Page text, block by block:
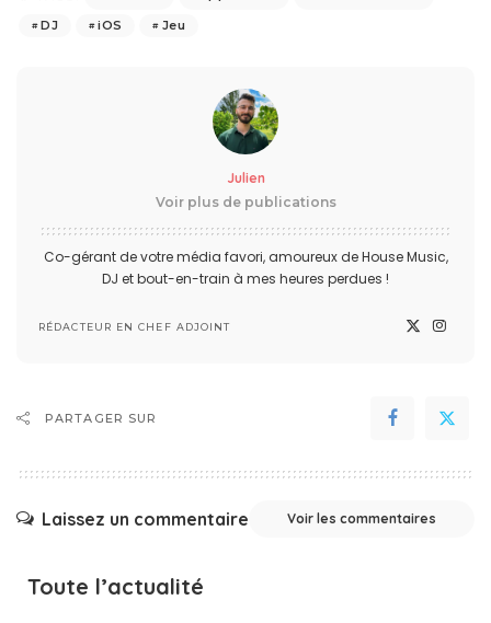
DJ
iOS Jeu
Julien
Voir plus de publications
Co-gérant de votre média favori, amoureux de House Music,
DJ et bout-en-train à mes heures perdues !
RÉDACTEUR EN CHEF ADJOINT
PARTAGER SUR
Laissez un commentaire Voir les commentaires
Toute l’actualité